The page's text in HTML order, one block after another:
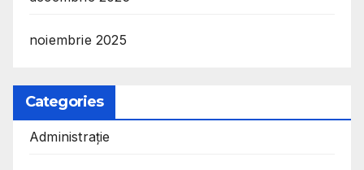
noiembrie 2025
Categories
Administrație